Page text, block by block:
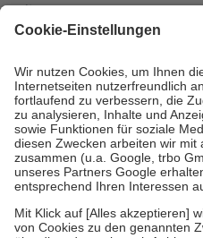
mit.
Grundsätzlich leisten Mitglieder
höchstens zehn Euro.
Es sind
Kosten der Leistung zu entrichten.
Diese Regeln gelten
Bei Heilmitteln und häuslicher
Zuzahlung zehn Prozent der
Verordnung.
Um das Engagement der
stärken und die besondere
fallenkeine Zuzahlungenan bei:
• Kindern und Jugendlichen bis